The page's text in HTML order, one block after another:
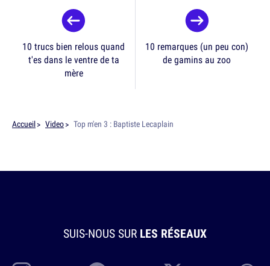
10 trucs bien relous quand
t'es dans le ventre de ta
mère
10 remarques (un peu con)
de gamins au zoo
Accueil Video Top m'en 3 : Baptiste Lecaplain
SUIS-NOUS SUR LES RÉSEAUX